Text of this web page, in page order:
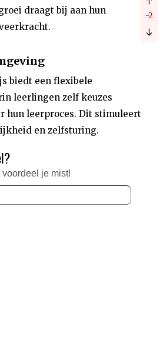
draagt bij aan hun
biedt een flexibele
leerlingen zelf keuzes
hun leerproces. Dit stimuleert
en zelfsturing.
je mist!
-2